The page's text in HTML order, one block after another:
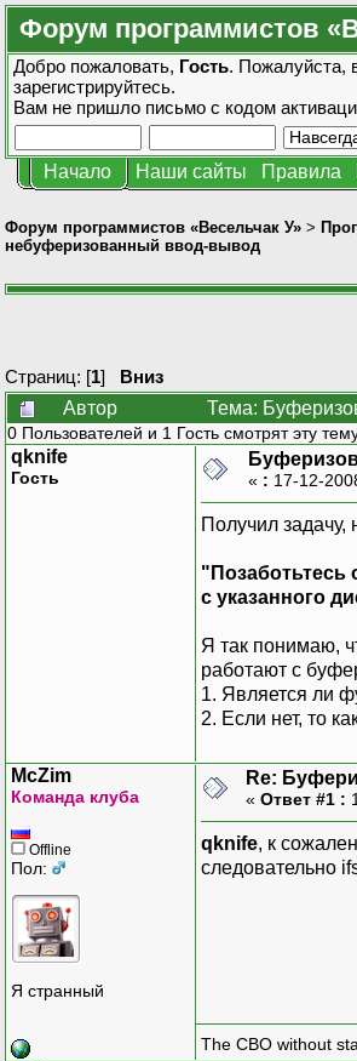
Форум программистов
Добро пожаловать, Гость. Пожалуйста,
зарегистрируйтесь.
Вам не пришло письмо с кодом
Начало Наши сайты Правила
Форум программистов «Весельчак У» >
небуферизованный ввод-вывод
Страниц: [1] Вниз
Автор
Тема:
0 Пользователей и 1 Гость смотрят эту
qknife
Гость « : 17-12-
Получил
"Позаботьтесь
с указанного
Я так понимаю,
работают с
1. Является ли
2. Если нет, то
McZim
Команда клуба
Offline
Пол:
Я странный
Re:
« Ответ #1 :
qknife, к
следовательно
The CBO without